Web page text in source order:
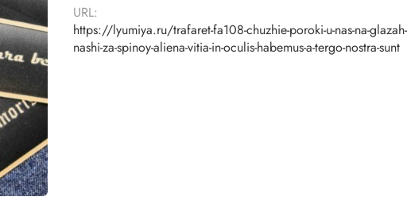
URL:
https://lyumiya.ru/trafaret-fa108-chuzhie-poroki-u-nas-na-glazah-
nashi-za-spinoy-aliena-vitia-in-oculis-habemus-a-tergo-nostra-sunt